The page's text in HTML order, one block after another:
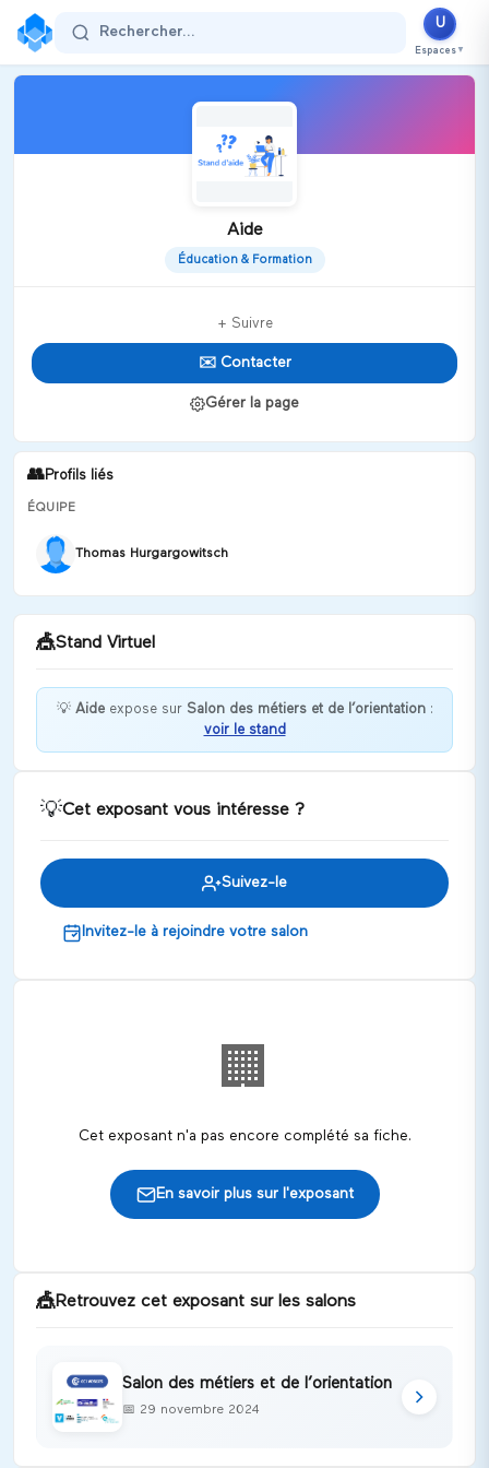
Rechercher...
U
Espaces ▼
Aide
Éducation & Formation
+ Suivre
✉️ Contacter
Gérer la page
👥Profils liés
ÉQUIPE
Thomas Hurgargowitsch
🎪Stand Virtuel
Bienvenue chez Aide !
💡 Aideexpose sur Salon des métiers et de l’orientation:
voir le stand
💡Cet exposant vous intéresse ?
Suivez-le
Invitez-le à rejoindre votre salon
🏢
Cet exposant n'a pas encore complété sa fiche.
En savoir plus sur l'exposant
🎪Retrouvez cet exposant sur les salons
Salon des métiers et de l’orientation
📅 29 novembre 2024